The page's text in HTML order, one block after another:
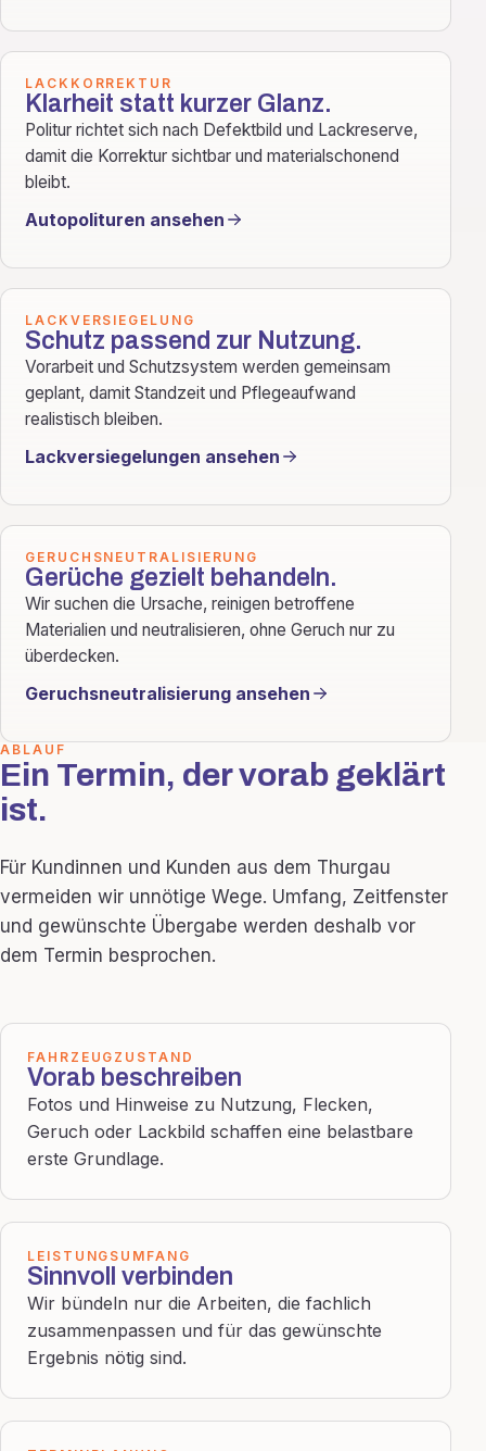
LACKKORREKTUR
Klarheit statt kurzer Glanz.
Politur richtet sich nach Defektbild und Lackreserve,
damit die Korrektur sichtbar und materialschonend
bleibt.
Autopolituren ansehen
LACKVERSIEGELUNG
Schutz passend zur Nutzung.
Vorarbeit und Schutzsystem werden gemeinsam
geplant, damit Standzeit und Pflegeaufwand
realistisch bleiben.
Lackversiegelungen ansehen
GERUCHSNEUTRALISIERUNG
Gerüche gezielt behandeln.
Wir suchen die Ursache, reinigen betroffene
Materialien und neutralisieren, ohne Geruch nur zu
überdecken.
Geruchsneutralisierung ansehen
ABLAUF
Ein Termin, der vorab geklärt
ist.
Für Kundinnen und Kunden aus dem Thurgau
vermeiden wir unnötige Wege. Umfang, Zeitfenster
und gewünschte Übergabe werden deshalb vor
dem Termin besprochen.
FAHRZEUGZUSTAND
Vorab beschreiben
Fotos und Hinweise zu Nutzung, Flecken,
Geruch oder Lackbild schaffen eine belastbare
erste Grundlage.
LEISTUNGSUMFANG
Sinnvoll verbinden
Wir bündeln nur die Arbeiten, die fachlich
zusammenpassen und für das gewünschte
Ergebnis nötig sind.